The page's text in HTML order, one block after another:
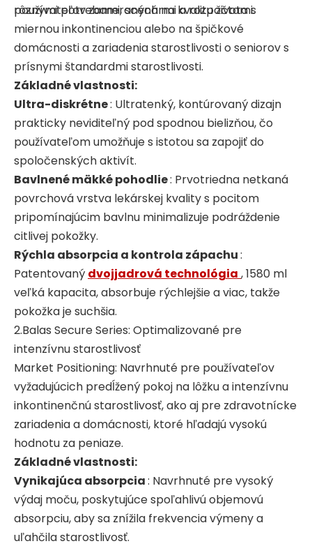
rôznymi potrebami, scenármi a rozpočtami.
používateľov zameraných na kvalitu života s
miernou inkontinenciou alebo na špičkové
domácnosti a zariadenia starostlivosti o seniorov s
prísnymi štandardmi starostlivosti.
Základné vlastnosti:
Ultra-diskrétne: Ultratenký, kontúrovaný dizajn
prakticky neviditeľný pod spodnou bielizňou, čo
používateľom umožňuje s istotou sa zapojiť do
spoločenských aktivít.
Bavlnené mäkké pohodlie: Prvotriedna netkaná
povrchová vrstva lekárskej kvality s pocitom
pripomínajúcim bavlnu minimalizuje podráždenie
citlivej pokožky.
Rýchla absorpcia a kontrola zápachu:
Patentovaný dvojjadrová technológia , 1580 ml
veľká kapacita, absorbuje rýchlejšie a viac, takže
pokožka je suchšia.
2.Balas Secure Series: Optimalizované pre
intenzívnu starostlivosť
Market Positioning: Navrhnuté pre používateľov
vyžadujúcich predĺžený pokoj na lôžku a intenzívnu
inkontinenčnú starostlivosť, ako aj pre zdravotnícke
zariadenia a domácnosti, ktoré hľadajú vysokú
hodnotu za peniaze.
Základné vlastnosti:
Vynikajúca absorpcia: Navrhnuté pre vysoký
výdaj moču, poskytujúce spoľahlivú objemovú
absorpciu, aby sa znížila frekvencia výmeny a
uľahčila starostlivosť.